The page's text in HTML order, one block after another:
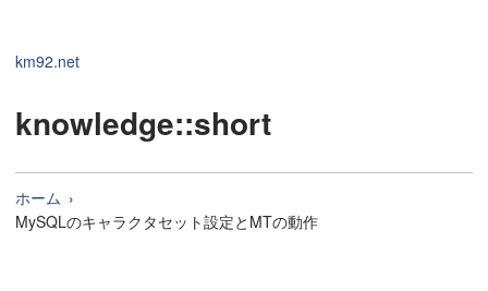
km92.net
knowledge::short
ホーム
MySQLのキャラクタセット設定とMTの動作